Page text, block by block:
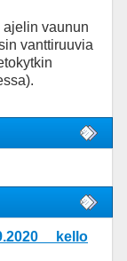
ajelin vaunun
vanttiruuvia
kello